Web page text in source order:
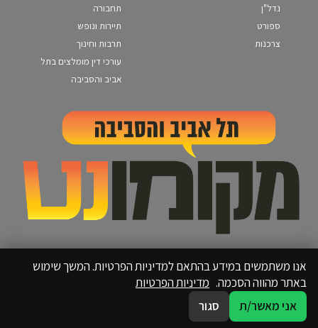
נדל"ן
ספורט
צרכנות
תחבורה
תיירות ונופש
תרבות וחינוך
עורכי דין מומלצים בתל
אביב והסביבה
אנו משתמשים במידע בהתאם למדיניות הפרטיות. המשך שימוש
באתר מהווה הסכמה. מדיניות הפרטיות
אני מאשר/ת
סגור